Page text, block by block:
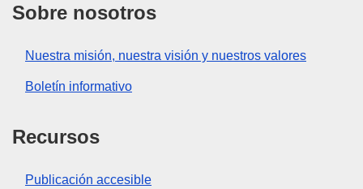
Sobre nosotros
Nuestra misión, nuestra visión y nuestros valores
Boletín informativo
Recursos
Publicación accesible